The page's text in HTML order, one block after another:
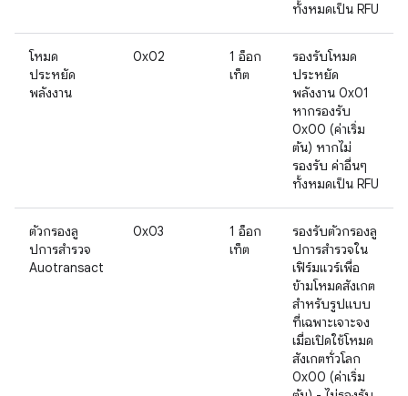
ทั้งหมดเป็น RFU
โหมด
ประหยัด
พลังงาน
0x02
1 อ็อก
เท็ต
รองรับโหมด
ประหยัด
พลังงาน 0x01
หากรองรับ
0x00 (ค่าเริ่ม
ต้น) หากไม่
รองรับ ค่าอื่นๆ
ทั้งหมดเป็น RFU
ตัวกรองลู
ปการสำรวจ
Auotransact
0x03
1 อ็อก
เท็ต
รองรับตัวกรองลู
ปการสำรวจใน
เฟิร์มแวร์เพื่อ
ข้ามโหมดสังเกต
สำหรับรูปแบบ
ที่เฉพาะเจาะจง
เมื่อเปิดใช้โหมด
สังเกตทั่วโลก
0x00 (ค่าเริ่ม